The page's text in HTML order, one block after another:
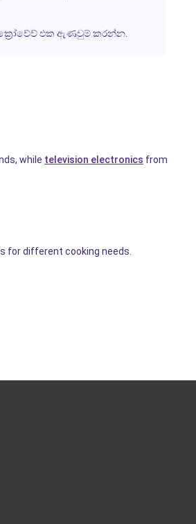
මයික්‍රෝවේව් එක ඇණවුම් කරන්න.
while television electronics from
for different cooking needs.